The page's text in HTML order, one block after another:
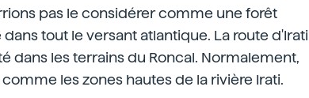
pas le considérer comme une forêt
tout le versant atlantique. La route d'Irati
dans les terrains du Roncal. Normalement,
les zones hautes de la rivière Irati.